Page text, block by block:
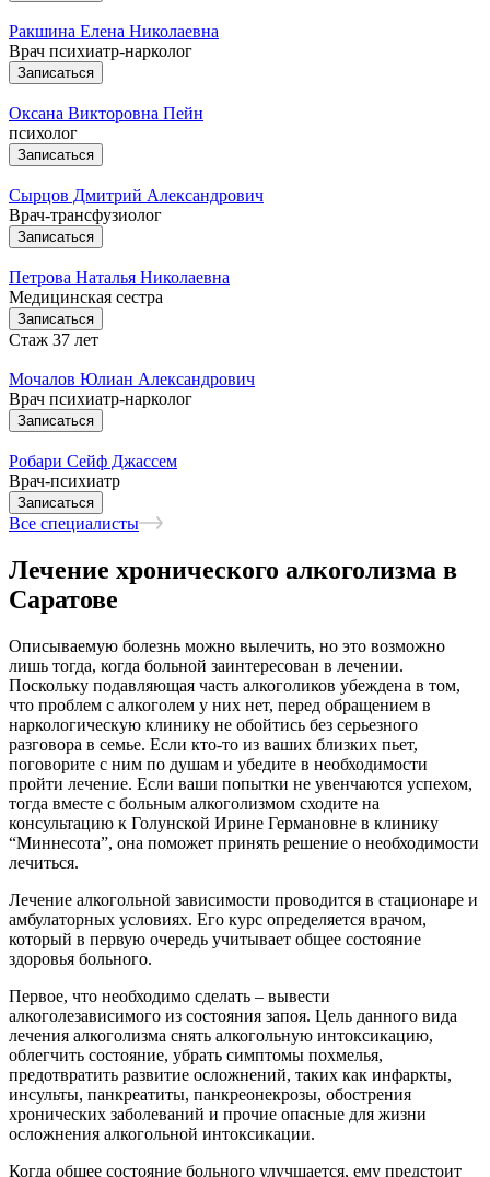
Ракшина Елена Николаевна
Врач психиатр-нарколог
Записаться
Оксана Викторовна Пейн
психолог
Записаться
Сырцов Дмитрий Александрович
Врач-трансфузиолог
Записаться
Петрова Наталья Николаевна
Медицинская сестра
Записаться
Стаж 37 лет
Мочалов Юлиан Александрович
Врач психиатр-нарколог
Записаться
Робари Сейф Джассем
Врач-психиатр
Записаться
Все специалисты
Лечение хронического алкоголизма в
Саратове
Описываемую болезнь можно вылечить, но это возможно
лишь тогда, когда больной заинтересован в лечении.
Поскольку подавляющая часть алкоголиков убеждена в том,
что проблем с алкоголем у них нет, перед обращением в
наркологическую клинику не обойтись без серьезного
разговора в семье. Если кто-то из ваших близких пьет,
поговорите с ним по душам и убедите в необходимости
пройти лечение. Если ваши попытки не увенчаются успехом,
тогда вместе с больным алкоголизмом сходите на
консультацию к Голунской Ирине Германовне в клинику
“Миннесота”, она поможет принять решение о необходимости
лечиться.
Лечение алкогольной зависимости проводится в стационаре и
амбулаторных условиях. Его курс определяется врачом,
который в первую очередь учитывает общее состояние
здоровья больного.
Первое, что необходимо сделать – вывести
алкоголезависимого из состояния запоя. Цель данного вида
лечения алкоголизма снять алкогольную интоксикацию,
облегчить состояние, убрать симптомы похмелья,
предотвратить развитие осложнений, таких как инфаркты,
инсульты, панкреатиты, панкреонекрозы, обострения
хронических заболеваний и прочие опасные для жизни
осложнения алкогольной интоксикации.
Когда общее состояние больного улучшается, ему предстоит